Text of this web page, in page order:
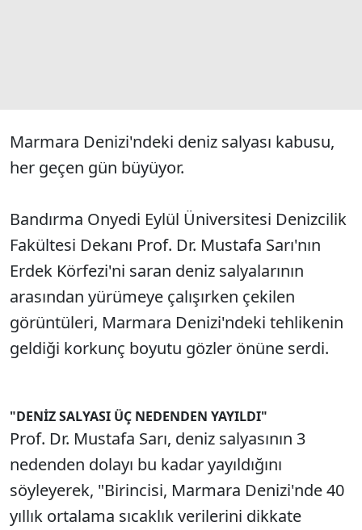
Marmara Denizi'ndeki deniz salyası kabusu,
her geçen gün büyüyor.
Bandırma Onyedi Eylül Üniversitesi Denizcilik
Fakültesi Dekanı Prof. Dr. Mustafa Sarı'nın
Erdek Körfezi'ni saran deniz salyalarının
arasından yürümeye çalışırken çekilen
görüntüleri, Marmara Denizi'ndeki tehlikenin
geldiği korkunç boyutu gözler önüne serdi.
"DENİZ SALYASI ÜÇ NEDENDEN YAYILDI"
Prof. Dr. Mustafa Sarı, deniz salyasının 3
nedenden dolayı bu kadar yayıldığını
söyleyerek, "Birincisi, Marmara Denizi'nde 40
yıllık ortalama sıcaklık verilerini dikkate